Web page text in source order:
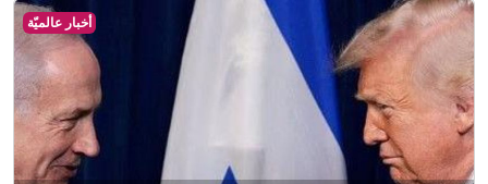
أخبار عالميّة